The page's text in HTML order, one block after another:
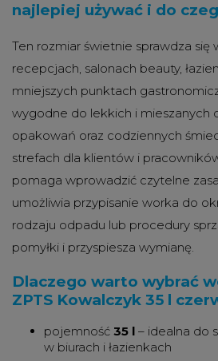
najlepiej używać i do
Ten rozmiar świetnie sprawdza się
recepcjach, salonach beauty,
mniejszych punktach
wygodne do lekkich i mieszanych
opakowań oraz codziennych
strefach dla klientów i
pomaga wprowadzić czytelne
umożliwia przypisanie worka do
rodzaju odpadu lub procedury
pomyłki i przyspiesza wymianę.
Dlaczego warto wybrać
ZPTS Kowalczyk 35 l
pojemność 35 l – idealna do
w biurach i łazienkach